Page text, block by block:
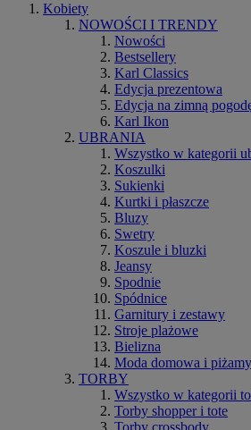
Kobiety
NOWOŚCI I TRENDY
Nowości
Bestsellery
Karl Classics
Edycja prezentowa
Edycja na zimną
Karl Ikon
UBRANIA
Wszystko w kategorii
Koszulki
Sukienki
Kurtki i płaszcze
Bluzy
Swetry
Koszule i bluzki
Jeansy
Spodnie
Spódnice
Garnitury i zestawy
Stroje plażowe
Bielizna
Moda domowa i piżamy
TORBY
Wszystko w kategorii
Torby shopper i tote
Torby crossbody